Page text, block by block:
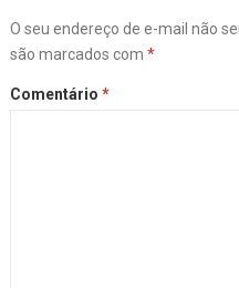
O seu endereço de e-mail não
são marcados com *
Comentário *